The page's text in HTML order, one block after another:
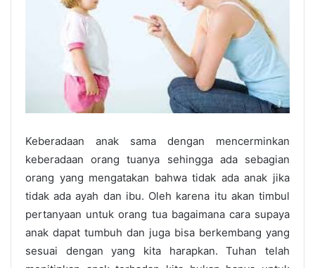
Keberadaan anak sama dengan mencerminkan
keberadaan orang tuanya sehingga ada sebagian
orang yang mengatakan bahwa tidak ada anak jika
tidak ada ayah dan ibu. Oleh karena itu akan timbul
pertanyaan untuk orang tua bagaimana cara supaya
anak dapat tumbuh dan juga bisa berkembang yang
sesuai dengan yang kita harapkan. Tuhan telah